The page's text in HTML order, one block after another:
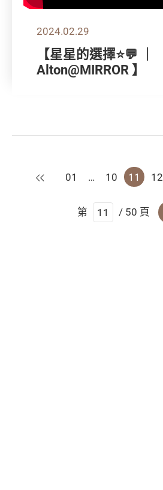
2024.02.29
【星星的選擇⭐💬 ｜
Alton@MIRROR 】
上一頁
01 … 10 11 12
第 / 50 頁